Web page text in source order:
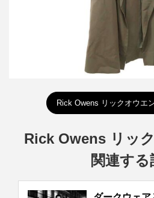
Rick Owens リックオウエ
Rick Owens リッ
関連する